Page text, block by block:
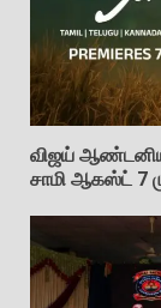
விஜய்
சாமி ஆகஸ்ட் 7